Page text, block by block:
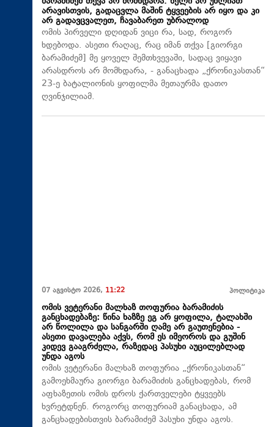
არავისთვის, გადაცვლა მაშინ ტყვეების არ იყო და კი
არ გადავცვალეთ, ჩავაბარეთ უბრალოდ
ომის პირველი დღიდან ვიცი რა, სად, როგორ
ხდებოდა. ასეთი რაღაც, რაც იმან თქვა [გიორგი
ბარამიძემ] მე ყოველ შემთხვევაში, სადაც ვიყავი
არასდროს არ მომხდარა, - განაცხადა „ქრონიკასთან“
23-ე ბატალიონის ყოფილმა მეთაურმა დათო
ღვინჯილიამ.
07 აგვისტო 2026, 11:22 პოლიტიკა
ომის ვეტერანი მალხაზ თოფურია ბარამიძის
განცხადებაზე: წინა ხაზზე ეგ არ ყოფილა, ტალახში
არ წოლილა და სანგარში ღამე არ გაუთენებია -
ასეთი დავალება აქვს, რომ ეს იმეოროს და გუშინ
კიდევ გააგრძელა, რაზედაც პასუხი აუცილებლად
უნდა აგოს
ომის ვეტერანი მალხაზ თოფურია „ქრონიკასთან“
გამოეხმაურა გიორგი ბარამიძის განცხადებას, რომ
აფხაზეთის ომის დროს ქართველები ტყვეებს
ხვრეტდნენ. როგორც თოფურიამ განაცხადა, ამ
განცხადებისთვის ბარამიძემ პასუხი უნდა აგოს.